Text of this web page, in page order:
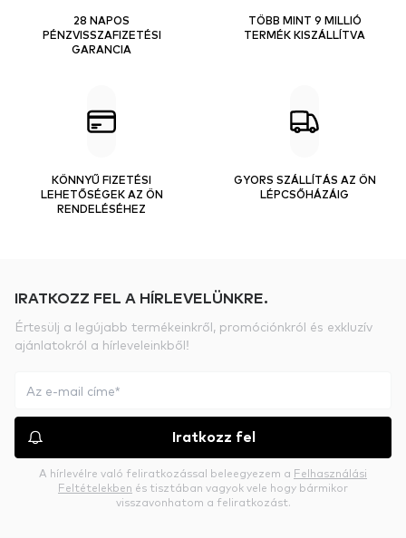
28 NAPOS
PÉNZVISSZAFIZETÉSI
GARANCIA
TÖBB MINT 9 MILLIÓ
TERMÉK KISZÁLLÍTVA
KÖNNYŰ FIZETÉSI
LEHETŐSÉGEK AZ ÖN
RENDELÉSÉHEZ
GYORS SZÁLLÍTÁS AZ ÖN
LÉPCSŐHÁZÁIG
IRATKOZZ FEL A HÍRLEVELÜNKRE.
Értesülj a legújabb termékeinkről, promóciónkról és exkluzív
ajánlatokról a hírleveleinkből!
Iratkozz fel
A hírlevélre való feliratkozással beleegyezem a Felhasználási
Feltételekben és tisztában vagyok vele hogy bármikor
visszavonhatom a feliratkozást.